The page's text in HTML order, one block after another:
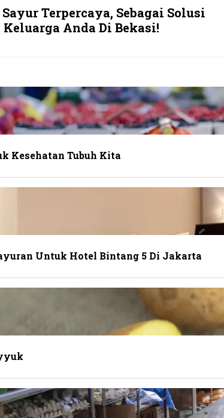
Terpercaya, Sebagai Solusi
Anda Di Bekasi!
Kesehatan Tubuh Kita
Untuk Hotel Bintang 5 Di Jakarta